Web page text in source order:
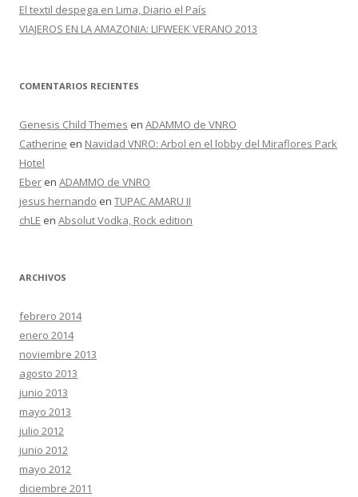
El textil despega en Lima, Diario el País
VIAJEROS EN LA AMAZONIA: LIFWEEK VERANO 2013
COMENTARIOS RECIENTES
Genesis Child Themes en ADAMMO de VNRO
Catherine en Navidad VNRO: Arbol en el lobby del Miraflores Park
Hotel
Eber en ADAMMO de VNRO
jesus hernando en TUPAC AMARU II
chLE en Absolut Vodka, Rock edition
ARCHIVOS
febrero 2014
enero 2014
noviembre 2013
agosto 2013
junio 2013
mayo 2013
julio 2012
junio 2012
mayo 2012
diciembre 2011